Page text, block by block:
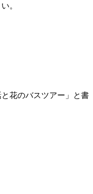
。
花のバスツアー」と書